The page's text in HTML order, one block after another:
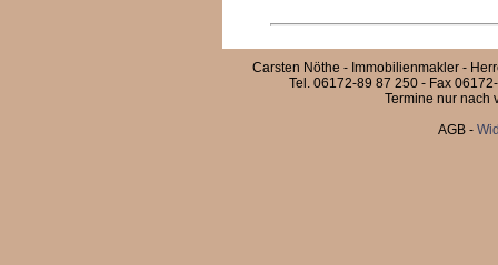
Carsten Nöthe - Immobilienmakler -
Tel. 06172-89 87 250 - Fax
Termine nur nach
AGB -